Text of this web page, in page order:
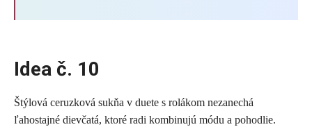
Idea č. 10
Štýlová ceruzková sukňa v duete s rolákom nezanechá
ľahostajné dievčatá, ktoré radi kombinujú módu a pohodlie.